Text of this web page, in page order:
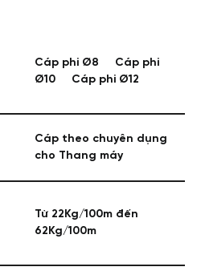
Cáp phi Ø8 Cáp phi
Ø10 Cáp phi Ø12
Cáp theo chuyên dụng
cho Thang máy
Từ 22Kg/100m đến
62Kg/100m